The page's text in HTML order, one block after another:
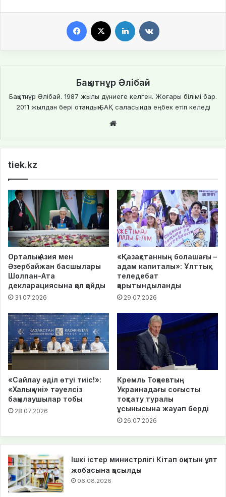
Бақытнұр Әлібай
Бақытнұр Әлібай. 1987 жылы дүниеге келген. Жоғары білімі бар.
2011 жылдан бері отандық БАҚ саласында еңбек етіп келеді
te
tiek.kz
Орталық Азия мен
Әзербайжан басшылары
Шолпан-Ата
декларациясына қол қойды
31.07.2026
«Қазақстанның болашағы –
адам капиталы»: Ұлттық
теледебат
қорытындыланды
29.07.2026
«Сайлау әділ өтуі тиіс!»:
«Халық үні» тәуелсіз
бақылаушылар тобы
28.07.2026
Кремль Тоқаевтың
Украинадағы соғысты
тоқтату туралы
ұсынысына жауап берді
26.07.2026
Ішкі істер министрлігі Кітап оқитын ұлт
жобасына қосылды
06.08.2026